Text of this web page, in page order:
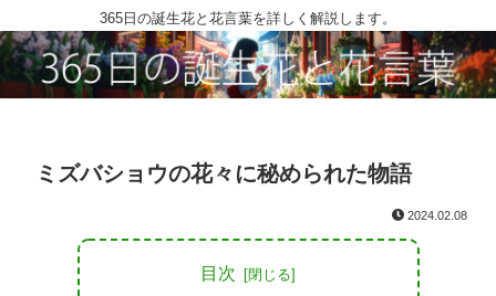
365日の誕生花と花言葉を詳しく解説します。
ミズバショウの花々に秘められた物語
2024.02.08
目次